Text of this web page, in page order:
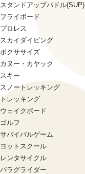
スタンドアップパドル(SUP)
フライボード
プロレス
スカイダイビング
ボクササイズ
カヌー・カヤック
スキー
スノートレッキング
トレッキング
ウェイクボード
ゴルフ
サバイバルゲーム
ヨットスクール
レンタサイクル
パラグライダー